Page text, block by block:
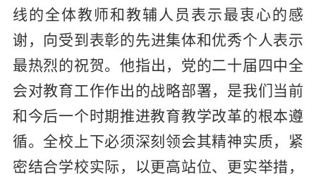
线的全体教师和教辅人员表示最衷心的感
谢， 向受到表彰的先进集体和优秀个人表示
最热烈的祝贺。他指出， 党的二十届四中全
会对教育工作作出的战略部署，是我们当前
和今后一个时期推进教育教学改革的根本遵
循。全校上下必须深刻领会其精神实质，紧
密结合学校实际，以更高站位、更实举措，